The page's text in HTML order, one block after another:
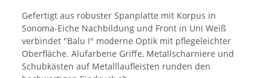
Gefertigt aus robuster Spanplatte mit Korpus in
Sonoma-Eiche Nachbildung und Front in Uni Weiß
verbindet "Balu I" moderne Optik mit pflegeleichter
Oberfläche. Alufarbene Griffe, Metallscharniere und
Schubkästen auf Metalllaufleisten runden den